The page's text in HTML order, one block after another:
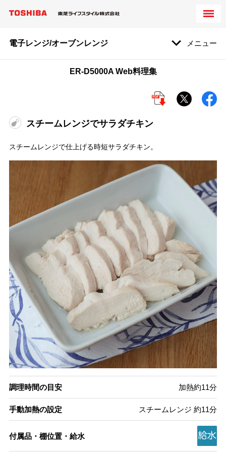
電子レンジ/オーブンレンジ メニュー
ER-D5000A Web料理集
スチームレンジでサラダチキン
スチームレンジで仕上げる時短サラダチキン。
調理時間の目安 加熱約11分
手動加熱の設定 スチームレンジ 約11分
付属品・棚位置・給水